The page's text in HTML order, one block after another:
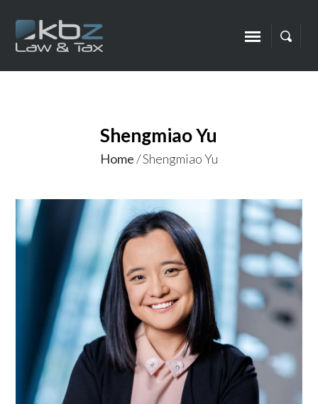
Shengmiao Yu
Home/Shengmiao Yu